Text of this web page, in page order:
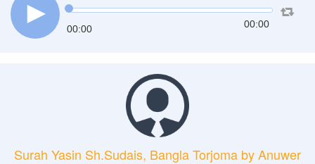
00:00 00:00
Surah Yasin Sh.Sudais, Bangla Torjoma by Anuwer